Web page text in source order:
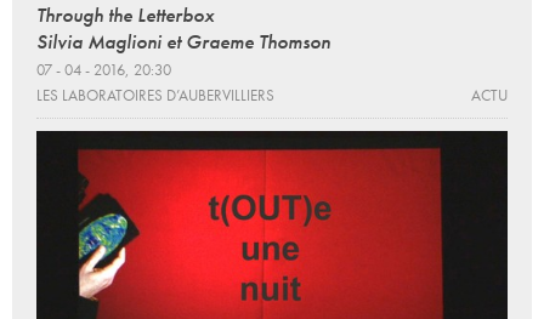
Through the Letterbox
Silvia Maglioni et Graeme Thomson
07 - 04 - 2016, 20:30
LES LABORATOIRES D’AUBERVILLIERS
ACTU